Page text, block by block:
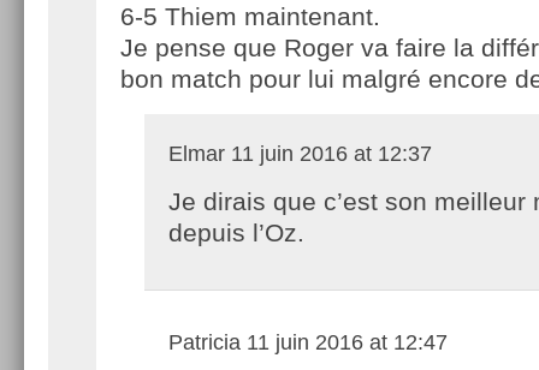
6-5 Thiem maintenant.
Je pense que Roger va faire la
bon match pour lui malgré encore
Elmar 11 juin 2016 at 12:37
Je dirais que c’est son meilleur
depuis l’Oz.
Patricia 11 juin 2016 at 12:47